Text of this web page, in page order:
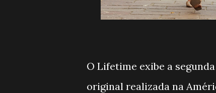
O Lifetime exibe a
original realizada na